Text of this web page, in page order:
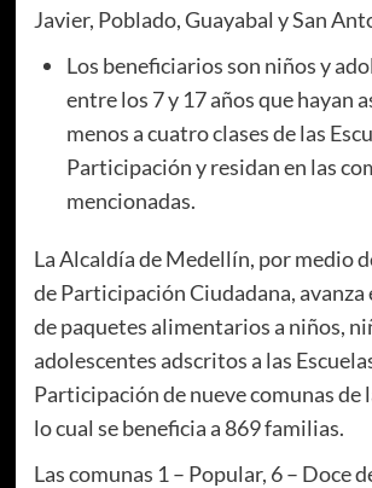
Javier, Poblado, Guayabal y San
Los beneficiarios son niños y
entre los 7 y 17 años que hayan
menos a cuatro clases de las
Participación y residan en las
mencionadas.
La Alcaldía de Medellín, por medio
de Participación Ciudadana, avanza
de paquetes alimentarios a niños,
adolescentes adscritos a las
Participación de nueve comunas de
lo cual se beneficia a 869 familias.
Las comunas 1 – Popular, 6 – Doce